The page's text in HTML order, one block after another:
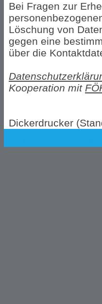
Bei Fragen zur
Löschung von
gegen eine
über die
Kooperation mit
Dickerdrucker